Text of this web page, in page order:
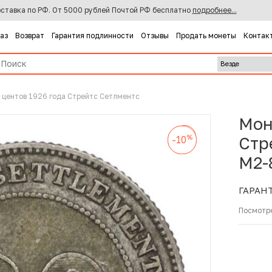
по РФ. От 5000 рублей Почтой РФ бесплатно подробнее...
Возврат Гарантия подлинности Отзывы Продать монеты
центов 1926 года Стрейтс Сетлментс
-10%
-10%
-10%